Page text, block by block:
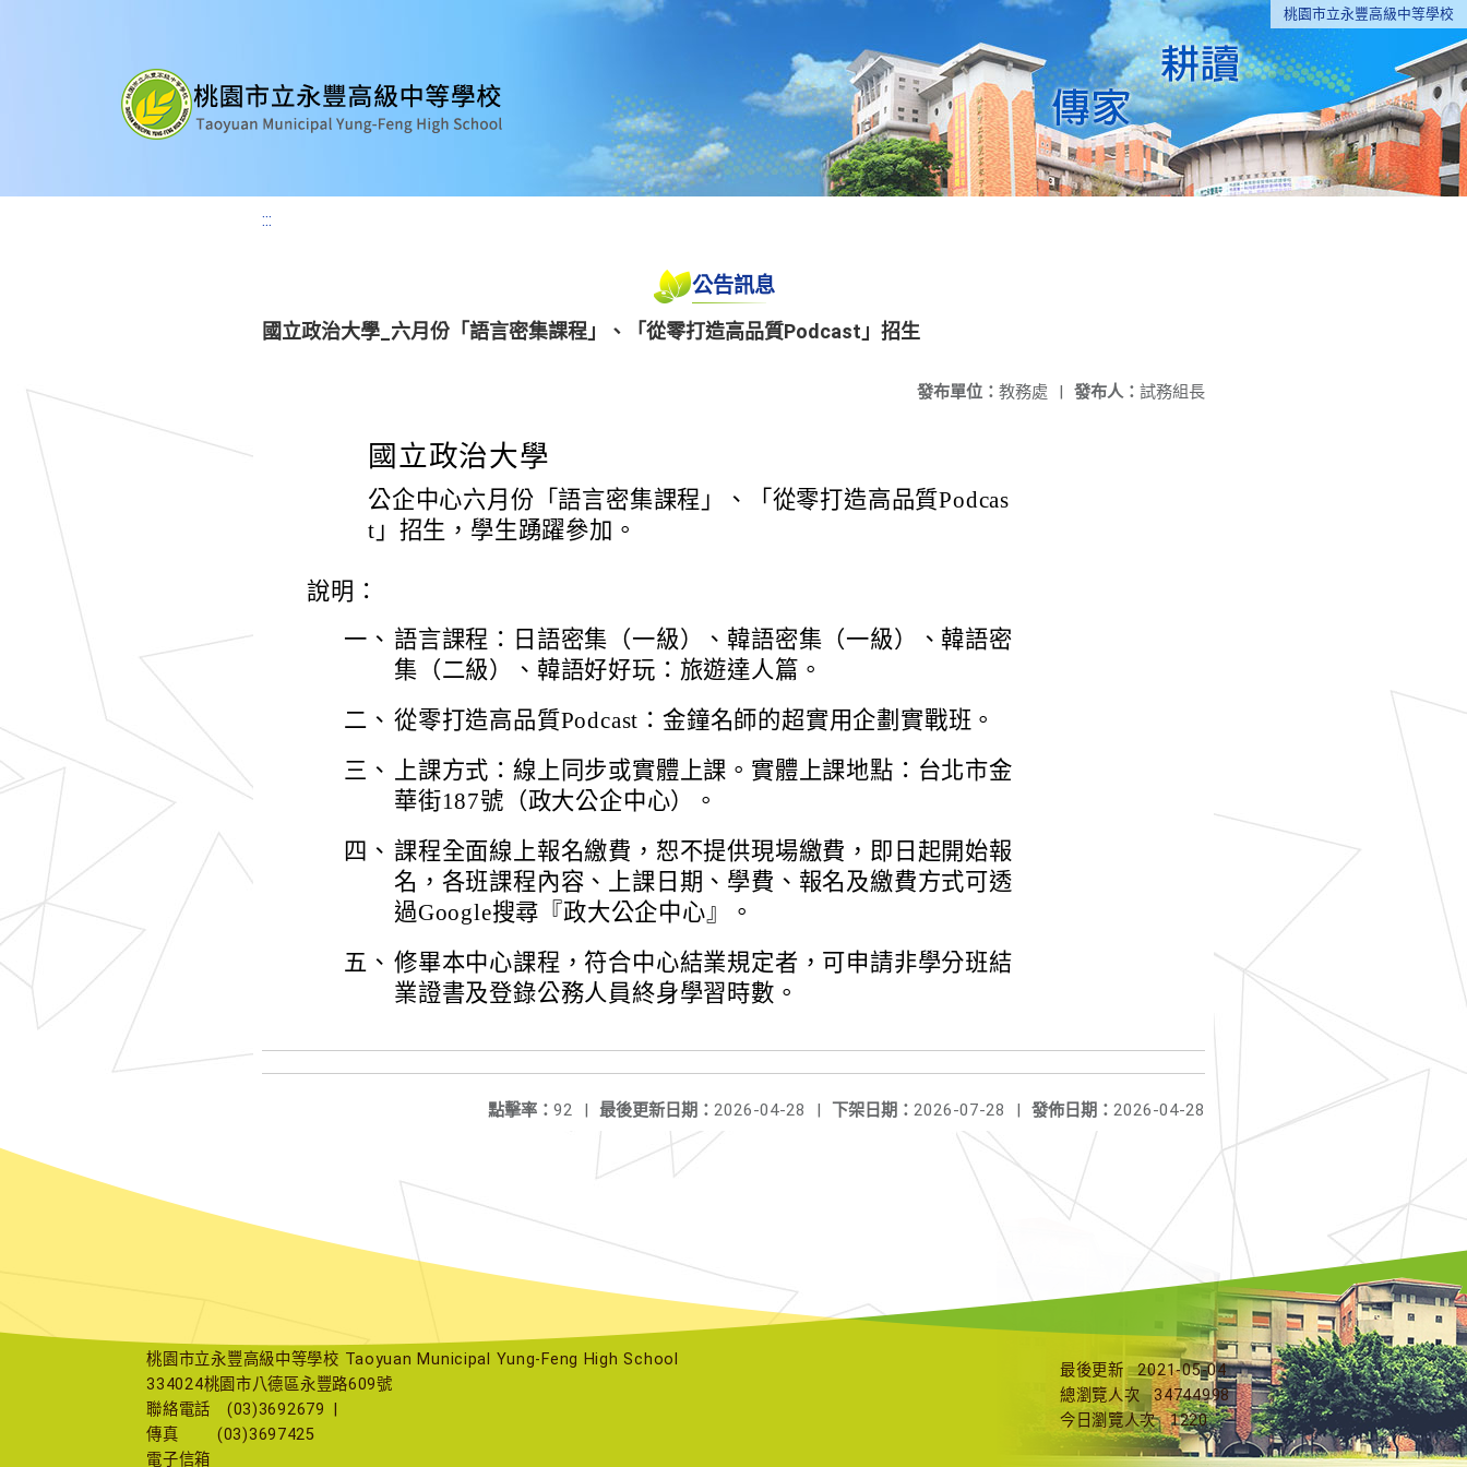
桃園市立永豐高級中等學校
:::
公告訊息
國立政治大學_六月份「語言密集課程」、「從零打造高品質Podcast」招生
發布人： 試務組長
發布單位： 教務處 |
國立政治大學
公企中心六月份「語言密集課程」、「從零打造高品質Podcas
t」招生，學生踴躍參加。
說明：
一、 語言課程：日語密集（一級）、韓語密集（一級）、韓語密
集（二級）、韓語好好玩：旅遊達人篇。
二、 從零打造高品質Podcast：金鐘名師的超實用企劃實戰班。
三、
上課方式：線上同步或實體上課。實體上課地點：台北市金
華街187號（政大公企中心）。
四、 課程全面線上報名繳費，恕不提供現場繳費，即日起開始報
名，各班課程內容、上課日期、學費、報名及繳費方式可透
過Google搜尋『政大公企中心』。
五、 修畢本中心課程，符合中心結業規定者，可申請非學分班結
業證書及登錄公務人員終身學習時數。
發佈日期： 2026-04-28
下架日期： 2026-07-28 |
最後更新日期： 2026-04-28 |
點擊率： 92 |
桃園市立永豐高級中等學校 Taoyuan Municipal Yung-Feng High School
334024桃園市八德區永豐路609號
聯絡電話
(03)3692679
傳真
(03)3697425
電子信箱
最後更新
2021-05-04
總瀏覽人次
34744998
今日瀏覽人次
1220